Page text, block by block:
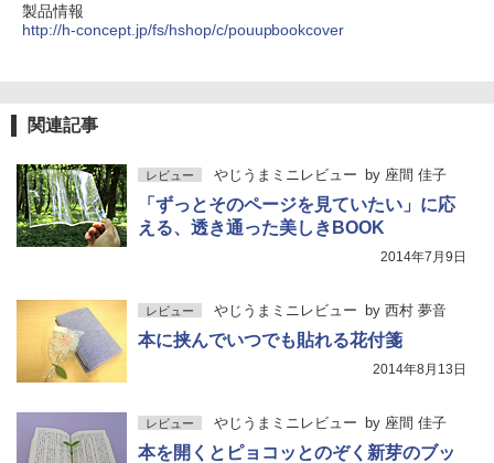
製品情報
http://h-concept.jp/fs/hshop/c/pouupbookcover
関連記事
レビュー やじうまミニレビュー by 座間 佳子
「ずっとそのページを見ていたい」に応
える、透き通った美しきBOOK
2014年7月9日
レビュー やじうまミニレビュー by 西村 夢音
本に挟んでいつでも貼れる花付箋
2014年8月13日
レビュー やじうまミニレビュー by 座間 佳子
本を開くとピョコッとのぞく新芽のブッ